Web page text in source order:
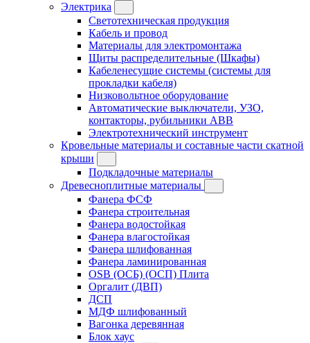
Электрика
Светотехническая продукция
Кабель и провод
Материалы для электромонтажа
Щиты распределительные (Шкафы)
Кабеленесущие системы (системы для
прокладки кабеля)
Низковольтное оборудование
Автоматические выключатели, УЗО,
контакторы, рубильники ABB
Электротехнический инструмент
Кровельные материалы и составные части скатной
крыши
Подкладочные материалы
Древесноплитные материалы
Фанера ФСФ
Фанера строительная
Фанера водостойкая
Фанера влагостойкая
Фанера шлифованная
Фанера ламинированная
OSB (ОСБ) (ОСП) Плита
Оргалит (ДВП)
ДСП
МДФ шлифованный
Вагонка деревянная
Блок хаус